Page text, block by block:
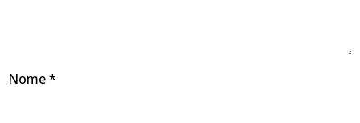
Nome*